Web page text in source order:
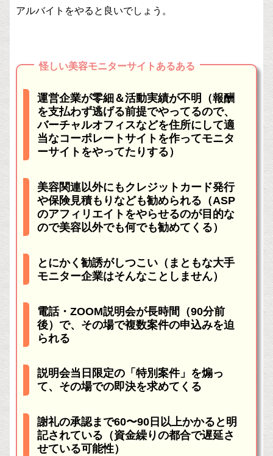
アルバイトをやると良いでしょう。
怪しい美容モニターサイトあるある
運営企業が零細＆活動実績が不明（報酬
を支払わず逃げる前提でやってるので、
バーチャルオフィスなどを住所にして適
当なコーポレートサイトを作ってモニタ
ーサイトをやってたりする）
美容関連以外にもクレジットカード発行
や保険見積もりなども勧められる（ASP
のアフィリエイトをやらせるのが目的な
ので美容以外でも何でも勧めてくる）
とにかく勧誘がしつこい（まともな大手
モニター企業はそんなことしません）
電話・ZOOM説明会が長時間（90分前
後）で、その場で複数案件の申込みを迫
られる
説明会当日限定の「特別案件」を煽っ
て、その場での即決を求めてくる
謝礼の承認まで60〜90日以上かかると明
記されている（資金繰りの都合で遅延さ
せている可能性）